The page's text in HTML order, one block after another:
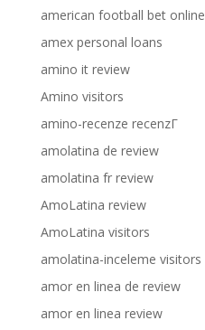
american football bet online
amex personal loans
amino it review
Amino visitors
amino-recenze recenzГ­
amolatina de review
amolatina fr review
AmoLatina review
AmoLatina visitors
amolatina-inceleme visitors
amor en linea de review
amor en linea review